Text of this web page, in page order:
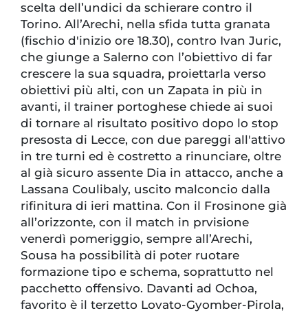
scelta dell’undici da schierare contro il
Torino. All’Arechi, nella sfida tutta granata
(fischio d'inizio ore 18.30), contro Ivan Juric,
che giunge a Salerno con l’obiettivo di far
crescere la sua squadra, proiettarla verso
obiettivi più alti, con un Zapata in più in
avanti, il trainer portoghese chiede ai suoi
di tornare al risultato positivo dopo lo stop
presosta di Lecce, con due pareggi all'attivo
in tre turni ed è costretto a rinunciare, oltre
al già sicuro assente Dia in attacco, anche a
Lassana Coulibaly, uscito malconcio dalla
rifinitura di ieri mattina. Con il Frosinone già
all’orizzonte, con il match in prvisione
venerdì pomeriggio, sempre all’Arechi,
Sousa ha possibilità di poter ruotare
formazione tipo e schema, soprattutto nel
pacchetto offensivo. Davanti ad Ochoa,
favorito è il terzetto Lovato-Gyomber-Pirola,